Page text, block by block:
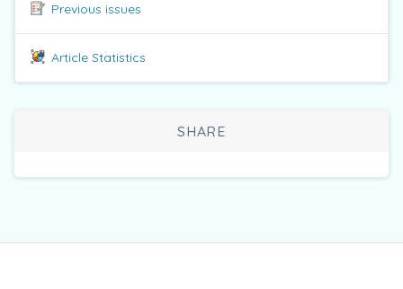
Previous issues
Article Statistics
SHARE